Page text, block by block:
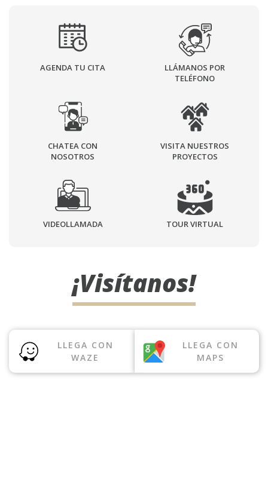
AGENDA TU CITA
LLÁMANOS POR
TELÉFONO
CHATEA CON
NOSOTROS
VISITA NUESTROS
PROYECTOS
VIDEOLLAMADA TOUR VIRTUAL
¡Visítanos!
LLEGA CON
WAZE
LLEGA CON
MAPS